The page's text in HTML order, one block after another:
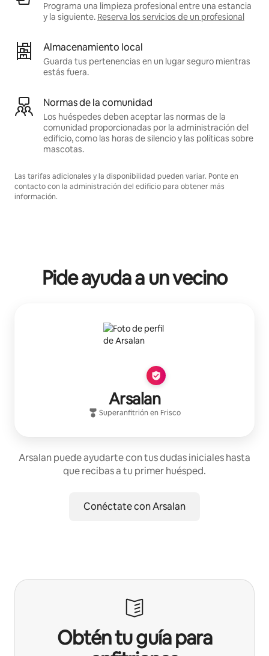
Programa una limpieza profesional entre una estancia
y la siguiente. Reserva los servicios de un profesional
Almacenamiento local
Guarda tus pertenencias en un lugar seguro mientras
estás fuera.
Normas de la comunidad
Los huéspedes deben aceptar las normas de la
comunidad proporcionadas por la administración del
edificio, como las horas de silencio y las políticas sobre
mascotas.
Las tarifas adicionales y la disponibilidad pueden variar. Ponte en
contacto con la administración del edificio para obtener más
información.
Pide ayuda a un vecino
Arsalan
Superanfitrión en Frisco
Arsalan puede ayudarte con tus dudas iniciales hasta
que recibas a tu primer huésped.
Conéctate con Arsalan
Obtén tu guía para